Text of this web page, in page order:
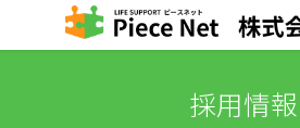
テ
ゲ
採用情報